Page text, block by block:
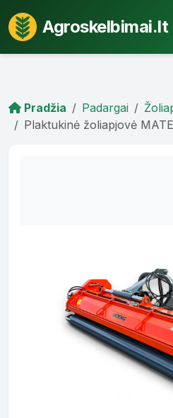
Agroskelbimai.lt
Pradžia Padargai
Plaktukinė žoliapjovė